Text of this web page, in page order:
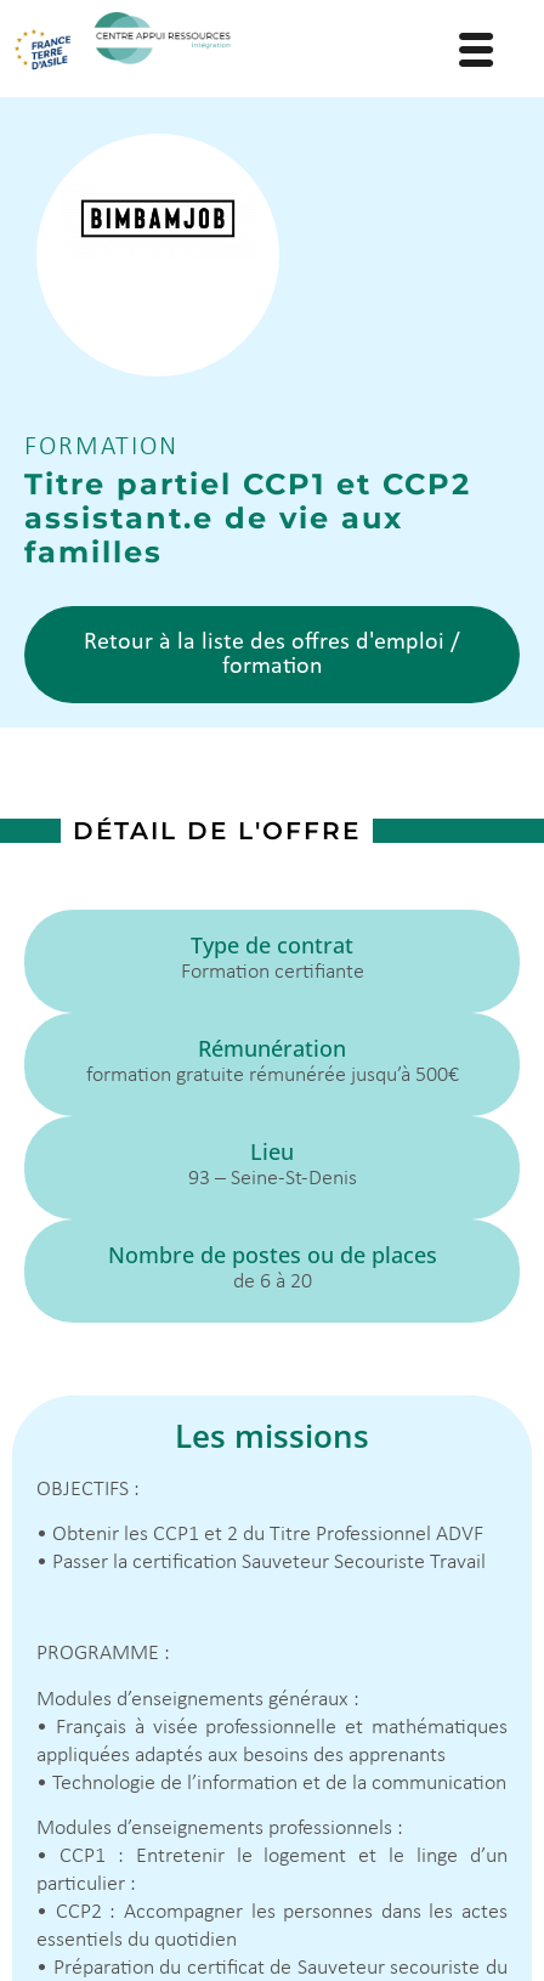
FORMATION
Titre partiel CCP1 et CCP2
assistant.e de vie aux
familles
Retour à la liste des offres d'emploi /
formation
DÉTAIL DE L'OFFRE
Type de contrat
Formation certifiante
Rémunération
formation gratuite rémunérée jusqu’à 500€
Lieu
93 – Seine-St-Denis
Nombre de postes ou de places
de 6 à 20
Les missions
OBJECTIFS :
• Obtenir les CCP1 et 2 du Titre Professionnel ADVF
• Passer la certification Sauveteur Secouriste Travail
PROGRAMME :
Modules d’enseignements généraux :
• Français à visée professionnelle et mathématiques
appliquées adaptés aux besoins des apprenants
• Technologie de l’information et de la communication
Modules d’enseignements professionnels :
• CCP1 : Entretenir le logement et le linge d’un
particulier :
• CCP2 : Accompagner les personnes dans les actes
essentiels du quotidien
• Préparation du certificat de Sauveteur secouriste du